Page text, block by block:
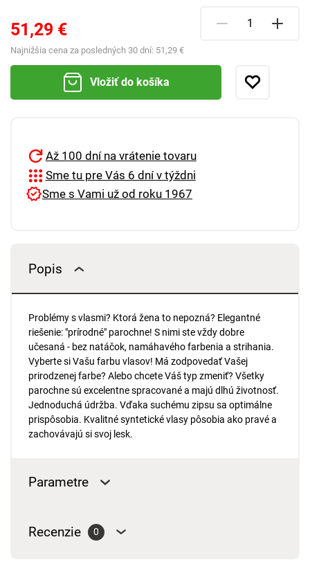
51,29 €
Najnižšia cena za posledných 30 dní: 51,29 €
Vložiť do košíka
Až 100 dní na vrátenie tovaru
Sme tu pre Vás 6 dní v týždni
Sme s Vami už od roku 1967
Popis
Problémy s vlasmi? Ktorá žena to nepozná? Elegantné
riešenie: "prírodné" parochne! S nimi ste vždy dobre
učesaná - bez natáčok, namáhavého farbenia a strihania.
Vyberte si Vašu farbu vlasov! Má zodpovedať Vašej
prirodzenej farbe? Alebo chcete Váš typ zmeniť? Všetky
parochne sú excelentne spracované a majú dlhú životnosť.
Jednoduchá údržba. Vďaka suchému zipsu sa optimálne
prispôsobia. Kvalitné syntetické vlasy pôsobia ako pravé a
zachovávajú si svoj lesk.
Parametre
Recenzie 0